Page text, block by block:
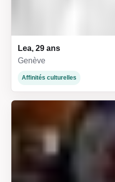
Lea, 29 ans
Genève
Affinités culturelles